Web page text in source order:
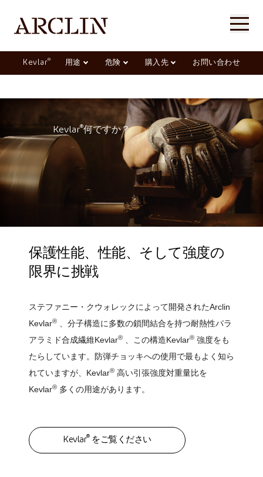
Kevlar® 用途 危険 購入先 お問い合わせ
Kevlar®何ですか？
保護性能、性能、そして強度の
限界に挑戦
ステファニー・クウォレックによって開発されたArclin
Kevlar®
、分子構造に多数の鎖間結合を持つ耐熱性パラ
アラミド合成繊維Kevlar® 、この構造Kevlar® 強度をも
たらしています。防弾チョッキへの使用で最もよく知ら
れていますが、Kevlar® 高い引張強度対重量比を
Kevlar® 多くの用途があります。
Kevlar® をご覧ください